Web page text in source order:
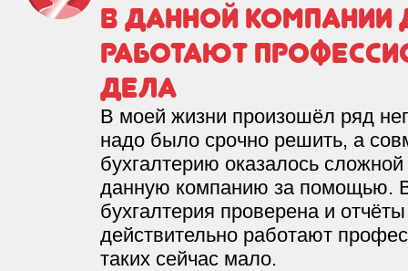
В данной компании
работают
дела
В моей жизни произошёл ряд
надо было срочно решить, а
бухгалтерию оказалось
данную компанию за помощью.
бухгалтерия проверена и
действительно работают
таких сейчас мало.